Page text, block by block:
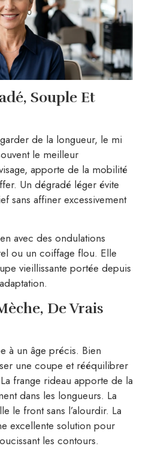
Souple Et
de la longueur, le mi
le meilleur
apporte de la mobilité
Un dégradé léger évite
sans affiner excessivement
avec des ondulations
ou un coiffage flou. Elle
vieillissante portée depuis
De Vrais
à un âge précis. Bien
une coupe et rééquilibrer
frange rideau apporte de la
dans les longueurs. La
le front sans l’alourdir. La
excellente solution pour
les contours.